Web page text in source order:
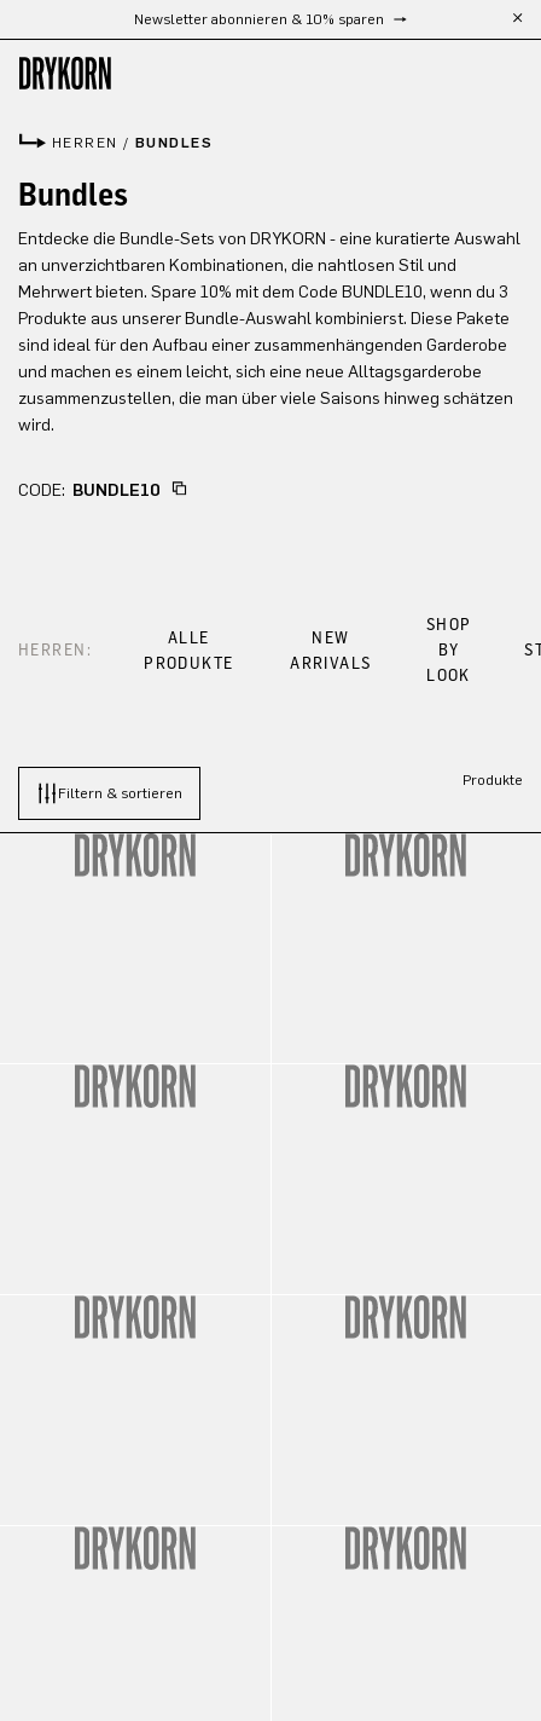
Zum Hauptinhalt springenNewsletter abonnieren & 10% sparen
HERREN / BUNDLES
Bundles
Entdecke die Bundle-Sets von DRYKORN - eine kuratierte Auswahl
an unverzichtbaren Kombinationen, die nahtlosen Stil und
Mehrwert bieten. Spare 10% mit dem Code BUNDLE10, wenn du 3
Produkte aus unserer Bundle-Auswahl kombinierst. Diese Pakete
sind ideal für den Aufbau einer zusammenhängenden Garderobe
und machen es einem leicht, sich eine neue Alltagsgarderobe
zusammenzustellen, die man über viele Saisons hinweg schätzen
wird.
CODE: BUNDLE10
HERREN:
ALLE
PRODUKTE
NEW
ARRIVALS
SHOP
BY
LOOK
Filtern & sortieren
Produkte